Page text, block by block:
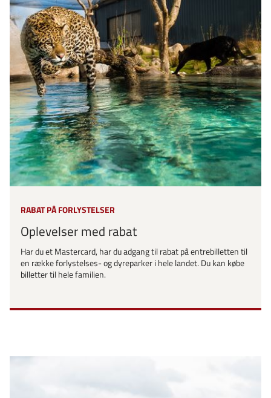
RABAT PÅ FORLYSTELSER
Oplevelser med rabat
Har du et Mastercard, har du adgang til rabat på entrebilletten til
en række forlystelses- og dyreparker i hele landet. Du kan købe
billetter til hele familien.